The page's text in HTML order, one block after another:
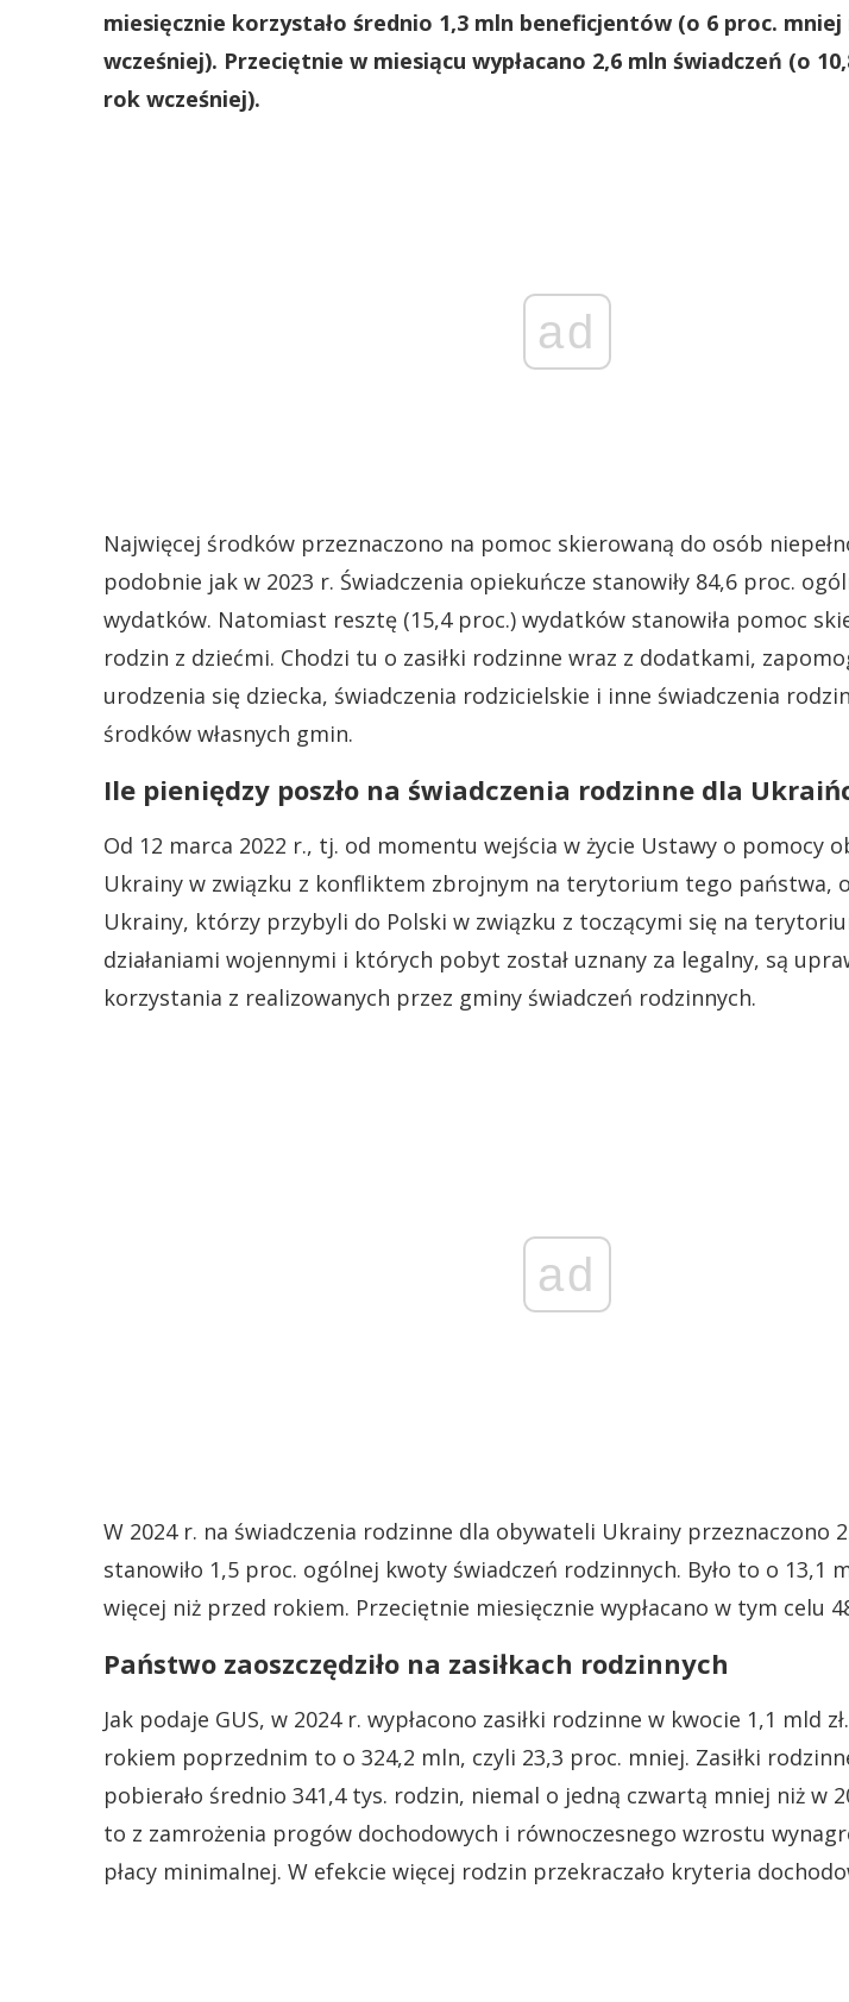
miesięcznie korzystało średnio 1,3 mln beneficjentów (o 6 proc.
wcześniej). Przeciętnie w miesiącu wypłacano 2,6 mln świadczeń (o
rok wcześniej).
ad
Najwięcej środków przeznaczono na pomoc skierowaną do osób
podobnie jak w 2023 r. Świadczenia opiekuńcze stanowiły 84,6 proc.
wydatków. Natomiast resztę (15,4 proc.) wydatków stanowiła pomoc
rodzin z dziećmi. Chodzi tu o zasiłki rodzinne wraz z dodatkami,
urodzenia się dziecka, świadczenia rodzicielskie i inne świadczenia
środków własnych gmin.
Ile pieniędzy poszło na świadczenia rodzinne dla
Od 12 marca 2022 r., tj. od momentu wejścia w życie Ustawy o pomocy
Ukrainy w związku z konfliktem zbrojnym na terytorium tego państwa,
Ukrainy, którzy przybyli do Polski w związku z toczącymi się na
działaniami wojennymi i których pobyt został uznany za legalny, są
korzystania z realizowanych przez gminy świadczeń rodzinnych.
ad
W 2024 r. na świadczenia rodzinne dla obywateli Ukrainy przeznaczono
stanowiło 1,5 proc. ogólnej kwoty świadczeń rodzinnych. Było to o 13,1
więcej niż przed rokiem. Przeciętnie miesięcznie wypłacano w tym celu
Państwo zaoszczędziło na zasiłkach rodzinnych
Jak podaje GUS, w 2024 r. wypłacono zasiłki rodzinne w kwocie 1,1 mld
rokiem poprzednim to o 324,2 mln, czyli 23,3 proc. mniej. Zasiłki
pobierało średnio 341,4 tys. rodzin, niemal o jedną czwartą mniej niż w
to z zamrożenia progów dochodowych i równoczesnego wzrostu
płacy minimalnej. W efekcie więcej rodzin przekraczało kryteria